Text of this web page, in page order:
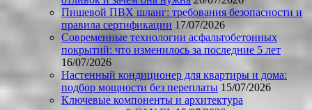
Пищевой ПВХ шланг: требования безопасности и
правила сертификации 17/07/2026
Современные технологии асфальтобетонных
покрытий: что изменилось за последние 5 лет
16/07/2026
Настенный кондиционер для квартиры и дома:
подбор мощности без переплаты 15/07/2026
Ключевые компоненты и архитектура